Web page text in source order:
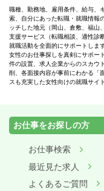
職種、勤務地、雇用条件、給与、
索、自分にあった転職・就職情報
ッチした地元（岡山、倉敷、福山
支援サービス（転職相談、適性診
就職活動を全面的にサポートします
女性のお仕事探しを真剣にサポー
件の設置、求人企業からのスカウ
削、各面接内容が事前にわかる「
スも充実した女性向けの就職サイ
お仕事をお探しの方
お仕事検索
最近見た求人
よくあるご質問